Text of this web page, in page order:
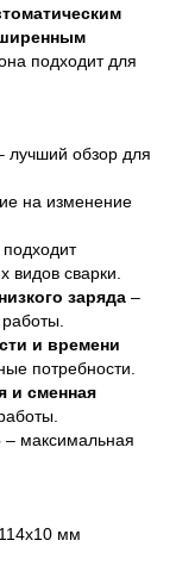
она подходит для
лучший обзор для
на изменение
подходит
видов сварки.
заряда –
и времени
потребности.
и сменная
– максимальная
мм